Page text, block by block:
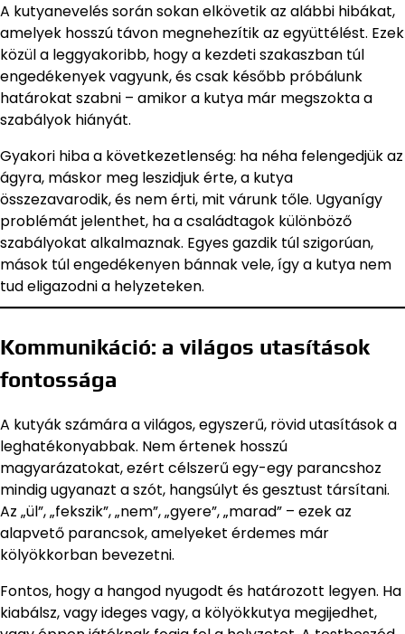
A kutyanevelés során sokan elkövetik az alábbi hibákat,
amelyek hosszú távon megnehezítik az együttélést. Ezek
közül a leggyakoribb, hogy a kezdeti szakaszban túl
engedékenyek vagyunk, és csak később próbálunk
határokat szabni – amikor a kutya már megszokta a
szabályok hiányát.
Gyakori hiba a következetlenség: ha néha felengedjük az
ágyra, máskor meg leszidjuk érte, a kutya
összezavarodik, és nem érti, mit várunk tőle. Ugyanígy
problémát jelenthet, ha a családtagok különböző
szabályokat alkalmaznak. Egyes gazdik túl szigorúan,
mások túl engedékenyen bánnak vele, így a kutya nem
tud eligazodni a helyzeteken.
Kommunikáció: a világos utasítások
fontossága
A kutyák számára a világos, egyszerű, rövid utasítások a
leghatékonyabbak. Nem értenek hosszú
magyarázatokat, ezért célszerű egy-egy parancshoz
mindig ugyanazt a szót, hangsúlyt és gesztust társítani.
Az „ül”, „fekszik”, „nem”, „gyere”, „marad” – ezek az
alapvető parancsok, amelyeket érdemes már
kölyökkorban bevezetni.
Fontos, hogy a hangod nyugodt és határozott legyen. Ha
kiabálsz, vagy ideges vagy, a kölyökkutya megijedhet,